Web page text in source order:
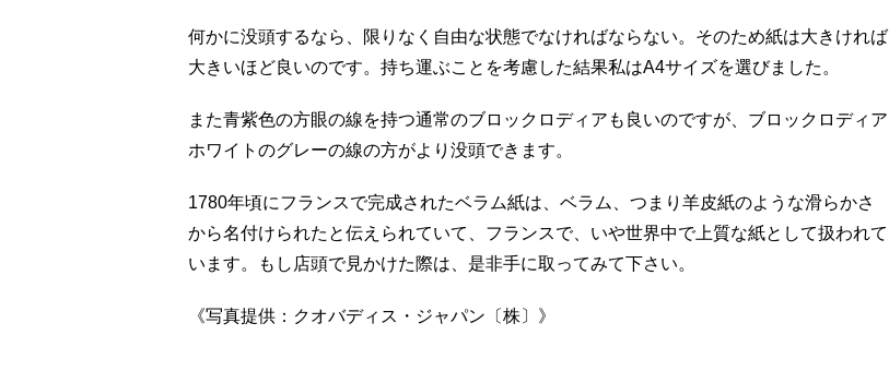
何かに没頭するなら、限りなく自由な状態でなければならない。そのため紙は大きければ
大きいほど良いのです。持ち運ぶことを考慮した結果私はA4サイズを選びました。
また青紫色の方眼の線を持つ通常のブロックロディアも良いのですが、ブロックロディア
ホワイトのグレーの線の方がより没頭できます。
1780年頃にフランスで完成されたベラム紙は、ベラム、つまり羊皮紙のような滑らかさ
から名付けられたと伝えられていて、フランスで、いや世界中で上質な紙として扱われて
います。もし店頭で見かけた際は、是非手に取ってみて下さい。
《写真提供：クオバディス・ジャパン〔株〕》